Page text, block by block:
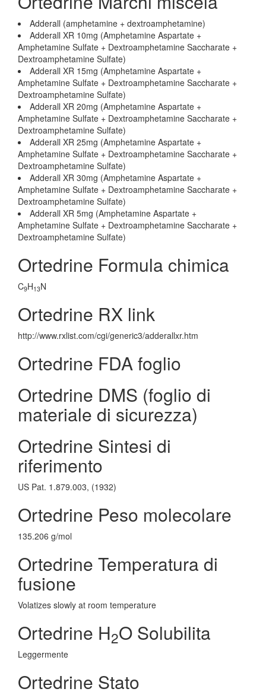
Adderall (amphetamine + dextroamphetamine)
Adderall XR 10mg (Amphetamine Aspartate +
Amphetamine Sulfate + Dextroamphetamine Saccharate +
Dextroamphetamine Sulfate)
Adderall XR 15mg (Amphetamine Aspartate +
Amphetamine Sulfate + Dextroamphetamine Saccharate +
Dextroamphetamine Sulfate)
Adderall XR 20mg (Amphetamine Aspartate +
Amphetamine Sulfate + Dextroamphetamine Saccharate +
Dextroamphetamine Sulfate)
Adderall XR 25mg (Amphetamine Aspartate +
Amphetamine Sulfate + Dextroamphetamine Saccharate +
Dextroamphetamine Sulfate)
Adderall XR 30mg (Amphetamine Aspartate +
Amphetamine Sulfate + Dextroamphetamine Saccharate +
Dextroamphetamine Sulfate)
Adderall XR 5mg (Amphetamine Aspartate +
Amphetamine Sulfate + Dextroamphetamine Saccharate +
Dextroamphetamine Sulfate)
Ortedrine Formula chimica
C9H13N
Ortedrine RX link
http://www.rxlist.com/cgi/generic3/adderallxr.htm
Ortedrine FDA foglio
Ortedrine DMS (foglio di
materiale di sicurezza)
Ortedrine Sintesi di
riferimento
US Pat. 1.879.003, (1932)
Ortedrine Peso molecolare
135.206 g/mol
Ortedrine Temperatura di
fusione
Volatizes slowly at room temperature
Ortedrine H2O Solubilita
Leggermente
Ortedrine Stato